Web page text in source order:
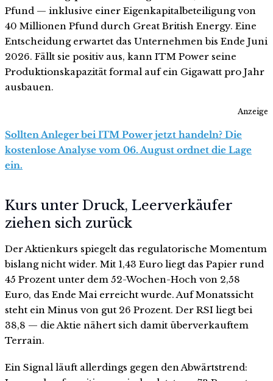
Pfund — inklusive einer Eigenkapitalbeteiligung von
40 Millionen Pfund durch Great British Energy. Eine
Entscheidung erwartet das Unternehmen bis Ende Juni
2026. Fällt sie positiv aus, kann ITM Power seine
Produktionskapazität formal auf ein Gigawatt pro Jahr
ausbauen.
Anzeige
Sollten Anleger bei ITM Power jetzt handeln? Die
kostenlose Analyse vom 06. August ordnet die Lage
ein.
Kurs unter Druck, Leerverkäufer
ziehen sich zurück
Der Aktienkurs spiegelt das regulatorische Momentum
bislang nicht wider. Mit 1,43 Euro liegt das Papier rund
45 Prozent unter dem 52-Wochen-Hoch von 2,58
Euro, das Ende Mai erreicht wurde. Auf Monatssicht
steht ein Minus von gut 26 Prozent. Der RSI liegt bei
38,8 — die Aktie nähert sich damit überverkauftem
Terrain.
Ein Signal läuft allerdings gegen den Abwärtstrend: